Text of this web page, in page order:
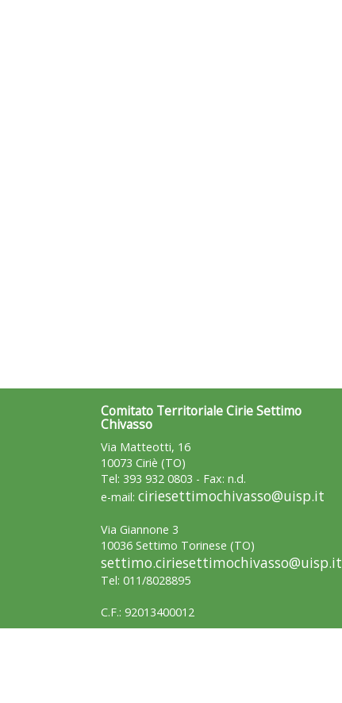
Comitato Territoriale Cirie Settimo
Chivasso
Via Matteotti, 16
10073 Ciriè (TO)
Tel: 393 932 0803 - Fax: n.d.
e-mail: ciriesettimochivasso@uisp.it
Via Giannone 3
10036 Settimo Torinese (TO)
settimo.ciriesettimochivasso@uisp.it
Tel: 011/8028895
C.F.: 92013400012